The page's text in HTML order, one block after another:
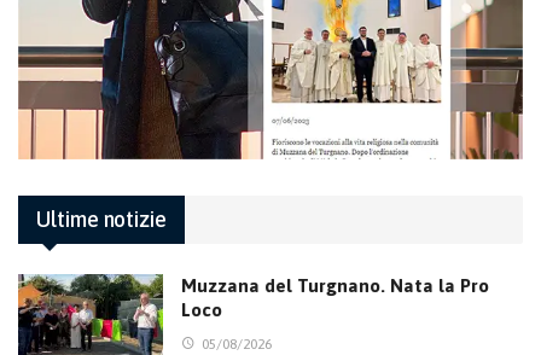
Ultime notizie
Muzzana del Turgnano. Nata la Pro
Loco
05/08/2026